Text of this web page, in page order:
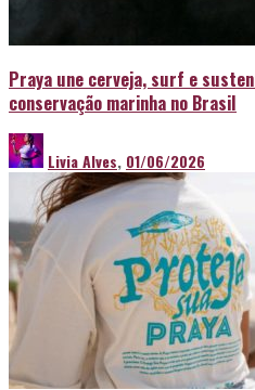
Praya une cerveja, surf e
conservação marinha no Brasil
Livia Alves, 01/06/2026